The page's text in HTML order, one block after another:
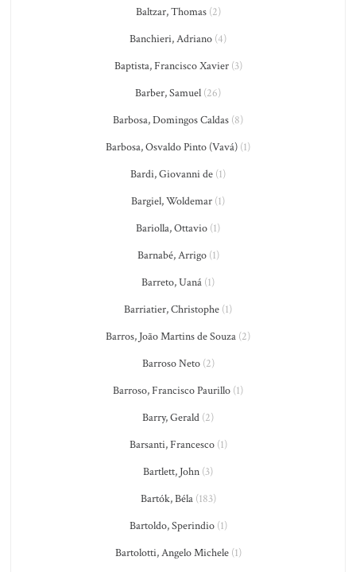
Baltzar, Thomas(2)
Banchieri, Adriano (4)
Baptista, Francisco Xavier(3)
Barber, Samuel (26)
Barbosa, Domingos Caldas (8)
Barbosa, Osvaldo Pinto (Vavá) (1)
Bardi, Giovanni de (1)
Bargiel, Woldemar (1)
Bariolla, Ottavio (1)
Barnabé, Arrigo(1)
Barreto, Uaná (1)
Barriatier, Christophe (1)
Barros, João Martins de Souza (2)
Barroso Neto(2)
Barroso, Francisco Paurillo (1)
Barry, Gerald (2)
Barsanti, Francesco(1)
Bartlett, John (3)
Bartók, Béla(183)
Bartoldo, Sperindio(1)
Bartolotti, Angelo Michele(1)